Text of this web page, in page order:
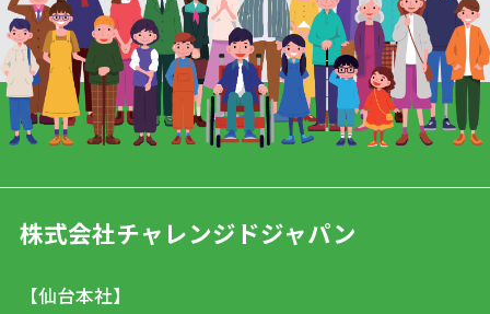
株式会社チャレンジドジャパン
【仙台本社】